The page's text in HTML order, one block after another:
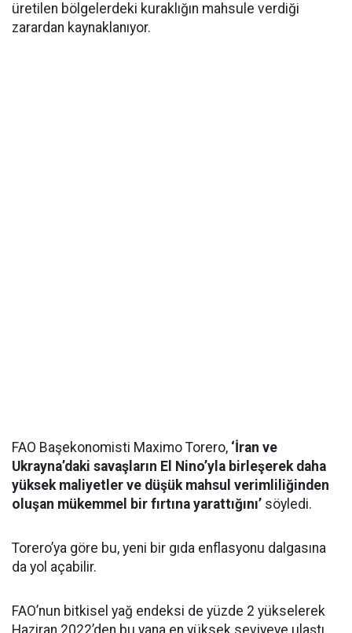
üretilen bölgelerdeki kuraklığın mahsule verdiği
zarardan kaynaklanıyor.
FAO Başekonomisti Maximo Torero, ‘İran ve
Ukrayna’daki savaşların El Nino’yla birleşerek daha
yüksek maliyetler ve düşük mahsul verimliliğinden
oluşan mükemmel bir fırtına yarattığını’ söyledi.
Torero’ya göre bu, yeni bir gıda enflasyonu dalgasına
da yol açabilir.
FAO’nun bitkisel yağ endeksi de yüzde 2 yükselerek
Haziran 2022’den bu yana en yüksek seviyeye ulaştı.